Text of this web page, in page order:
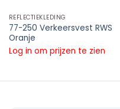
REFLECTIEKLEDING
77-250 Verkeersvest RWS
Oranje
Log in om prijzen te zien